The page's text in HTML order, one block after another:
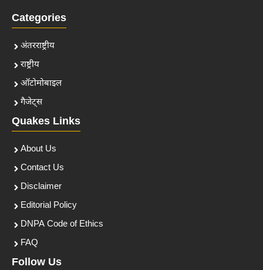
Categories
अंतरराष्ट्रीय
राष्ट्रीय
ऑटोमोबाइल
गैजेट्स
Quakes Links
About Us
Contact Us
Disclaimer
Editorial Policy
DNPA Code of Ethics
FAQ
Follow Us